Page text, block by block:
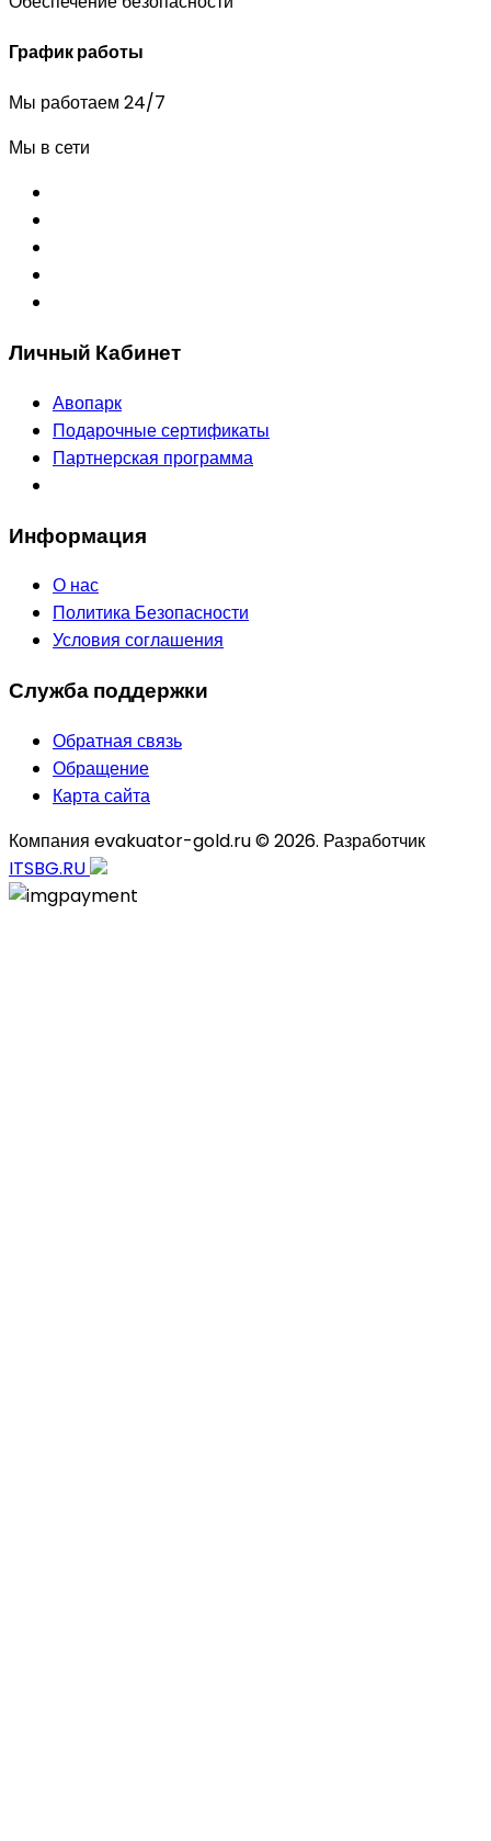
График работы
Мы работаем 24/7
Мы в сети
Личный Кабинет
Авопарк
Подарочные сертификаты
Партнерская программа
Информация
О нас
Политика Безопасности
Условия соглашения
Служба поддержки
Обратная связь
Обращение
Карта сайта
Компания evakuator-gold.ru © 2026. Разработчик
ITSBG.RU